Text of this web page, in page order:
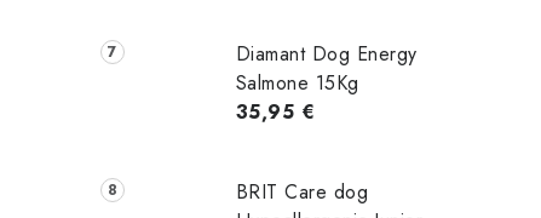
Diamant Dog Energy
Salmone 15Kg
35,95 €
BRIT Care dog